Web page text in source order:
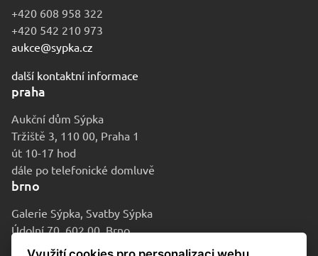
+420 608 958 322
+420 542 210 973
aukce@sypka.cz
další kontaktní informace
praha
Aukční dům Sýpka
Tržiště 3, 110 00, Praha 1
út 10-17 hod
dále po telefonické domluvě
brno
Galerie Sýpka, Svatby Sýpka
Údolní 70, 602 00, Brno
po-pá 9-16 hod